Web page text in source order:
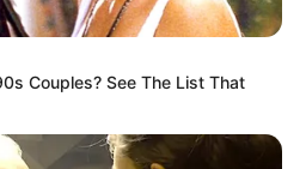
Couples? See The List That